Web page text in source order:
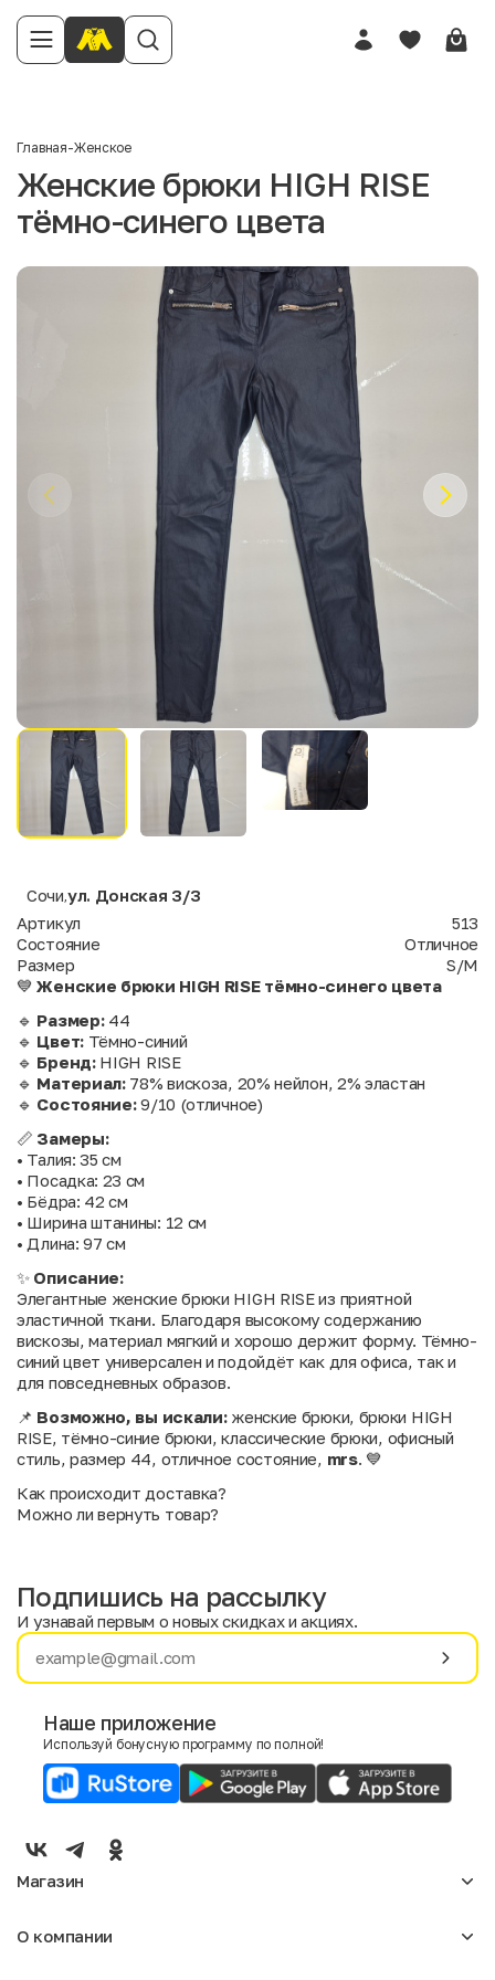
Главная-Женское
Женские брюки HIGH RISE
тёмно-синего цвета
Сочи,ул. Донская 3/3
Артикул
513
Состояние
Отличное
Размер
S/M
💙Женские брюки HIGH RISE тёмно-синего цвета
🔹 Размер:44
🔹 Цвет:Тёмно-синий
🔹 Бренд:HIGH RISE
🔹 Материал:78% вискоза, 20% нейлон, 2% эластан
🔹 Состояние:9/10 (отличное)
📏 Замеры:
• Талия: 35 см
• Посадка: 23 см
• Бёдра: 42 см
• Ширина штанины: 12 см
• Длина: 97 см
✨ Описание:
Элегантные женские брюки HIGH RISE из приятной
эластичной ткани. Благодаря высокому содержанию
вискозы, материал мягкий и хорошо держит форму. Тёмно-
синий цвет универсален и подойдёт как для офиса, так и
для повседневных образов.
📌 Возможно, вы искали:женские брюки, брюки HIGH
RISE, тёмно-синие брюки, классические брюки, офисный
стиль, размер 44, отличное состояние, mrs. 💙
Как происходит доставка?
Можно ли вернуть товар?
Имя
E-mail
Мужской
Подпишись на рассылку
И узнавай первым о новых скидках и акциях.
Наше приложение
Используй бонусную программу по полной!
Магазин
Мужское
О компании